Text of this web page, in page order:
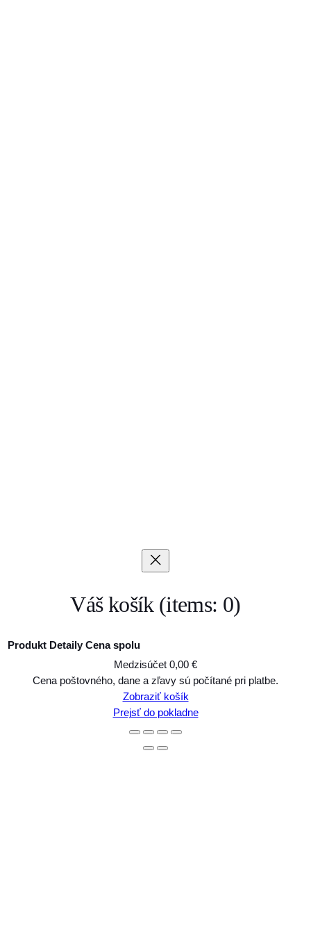
Váš košík (items: 0)
Produkty
Produkt Detaily Cena spolu
Medzisúčet 0,00 €
Cena poštovného, dane a zľavy sú počítané pri platbe.
Zobraziť košík
Prejsť do pokladne